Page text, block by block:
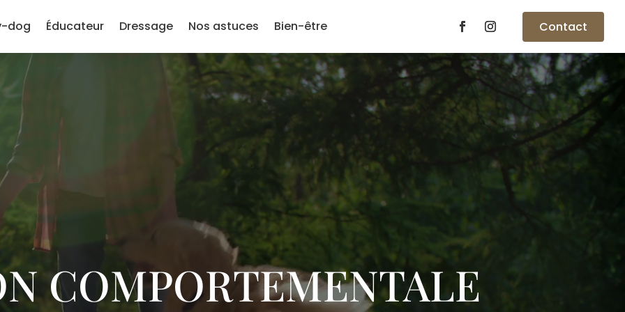
dog Éducateur Dressage Nos astuces Bien-être Contact
COMPORTEMENTALE